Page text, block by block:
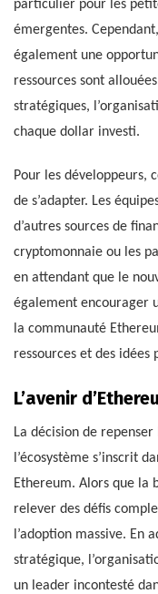
particulier pour les
émergentes.
également une
ressources sont
stratégiques,
chaque dollar investi.
Pour les développeurs,
de s’adapter. Les
d’autres sources de
cryptomonnaie ou les
en attendant que le
également encourager
la communauté
ressources et des idées
L’avenir
La décision de
l’écosystème s’inscrit
Ethereum. Alors que la
relever des défis
l’adoption massive. En
stratégique,
un leader incontesté